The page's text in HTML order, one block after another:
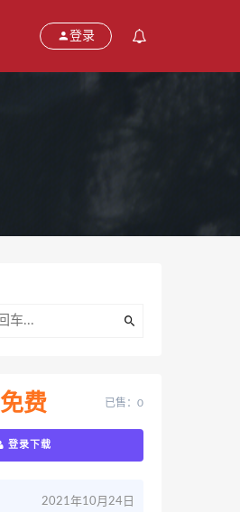
登录
免费 已售：0
登录下载
2021年10月24日